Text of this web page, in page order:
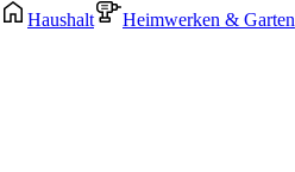
Haushalt Heimwerken & Garten